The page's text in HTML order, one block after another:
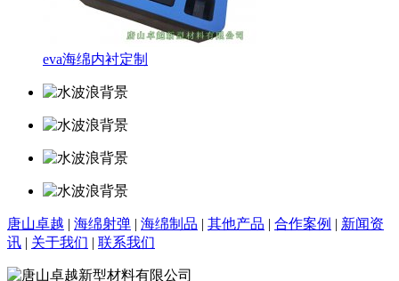
eva海绵内衬定制
唐山卓越 | 海绵射弹 | 海绵制品 | 其他产品 | 合作案例 | 新闻资
讯 | 关于我们 | 联系我们